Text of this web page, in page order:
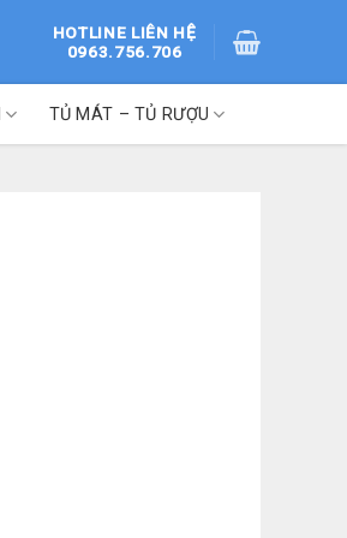
HOTLINE LIÊN HỆ
0963.756.706
TỦ MÁT – TỦ RƯỢU